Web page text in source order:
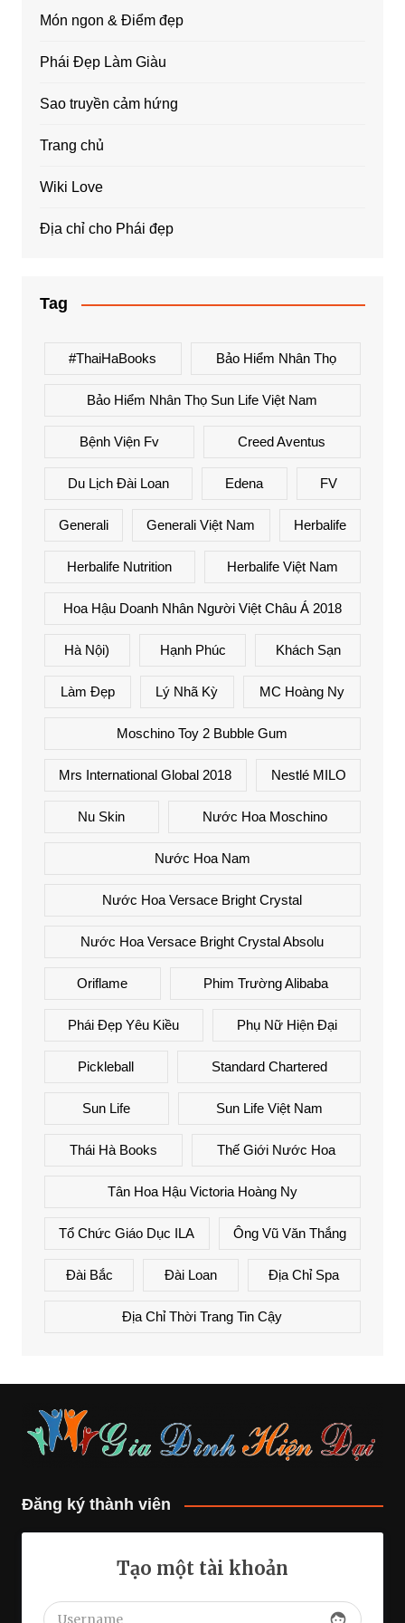
Món ngon & Điểm đẹp
Phái Đẹp Làm Giàu
Sao truyền cảm hứng
Trang chủ
Wiki Love
Địa chỉ cho Phái đẹp
Tag
#ThaiHaBooks Bảo Hiểm Nhân Thọ
Bảo Hiểm Nhân Thọ Sun Life Việt Nam
Bệnh Viện Fv Creed Aventus
Du Lịch Đài Loan Edena FV
Generali Generali Việt Nam Herbalife
Herbalife Nutrition Herbalife Việt Nam
Hoa Hậu Doanh Nhân Người Việt Châu Á 2018
Hà Nội) Hạnh Phúc Khách Sạn
Làm Đẹp Lý Nhã Kỳ MC Hoàng Ny
Moschino Toy 2 Bubble Gum
Mrs International Global 2018 Nestlé MILO
Nu Skin Nước Hoa Moschino
Nước Hoa Nam
Nước Hoa Versace Bright Crystal
Nước Hoa Versace Bright Crystal Absolu
Oriflame Phim Trường Alibaba
Phái Đẹp Yêu Kiều Phụ Nữ Hiện Đại
Pickleball Standard Chartered
Sun Life Sun Life Việt Nam
Thái Hà Books Thế Giới Nước Hoa
Tân Hoa Hậu Victoria Hoàng Ny
Tổ Chức Giáo Dục ILA Ông Vũ Văn Thắng
Đài Bắc Đài Loan Địa Chỉ Spa
Địa Chỉ Thời Trang Tin Cậy
Đăng ký thành viên
Tạo một tài khoản